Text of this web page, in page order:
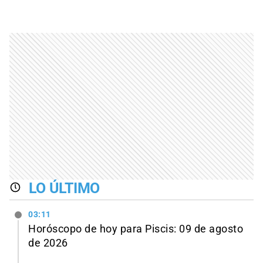
LO ÚLTIMO
03:11
Horóscopo de hoy para Piscis: 09 de agosto
de 2026